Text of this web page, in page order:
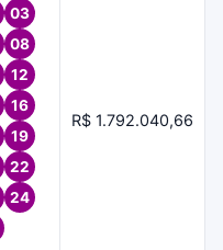
03
08
12
16
19
22
24
R$ 1.792.040,66